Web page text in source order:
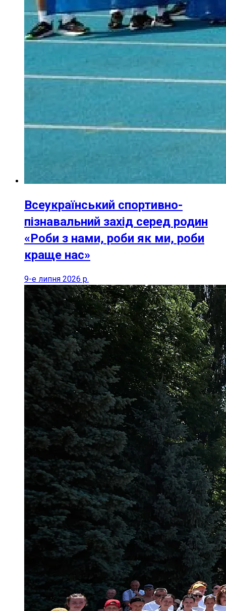
Всеукраїнський спортивно-
пізнавальний захід серед родин
«Роби з нами, роби як ми, роби
краще нас»
9-е липня 2026 р.